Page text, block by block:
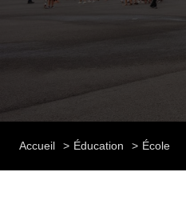
Accueil Éducation École